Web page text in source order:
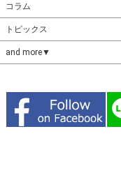
コラム
トピックス
and more▼